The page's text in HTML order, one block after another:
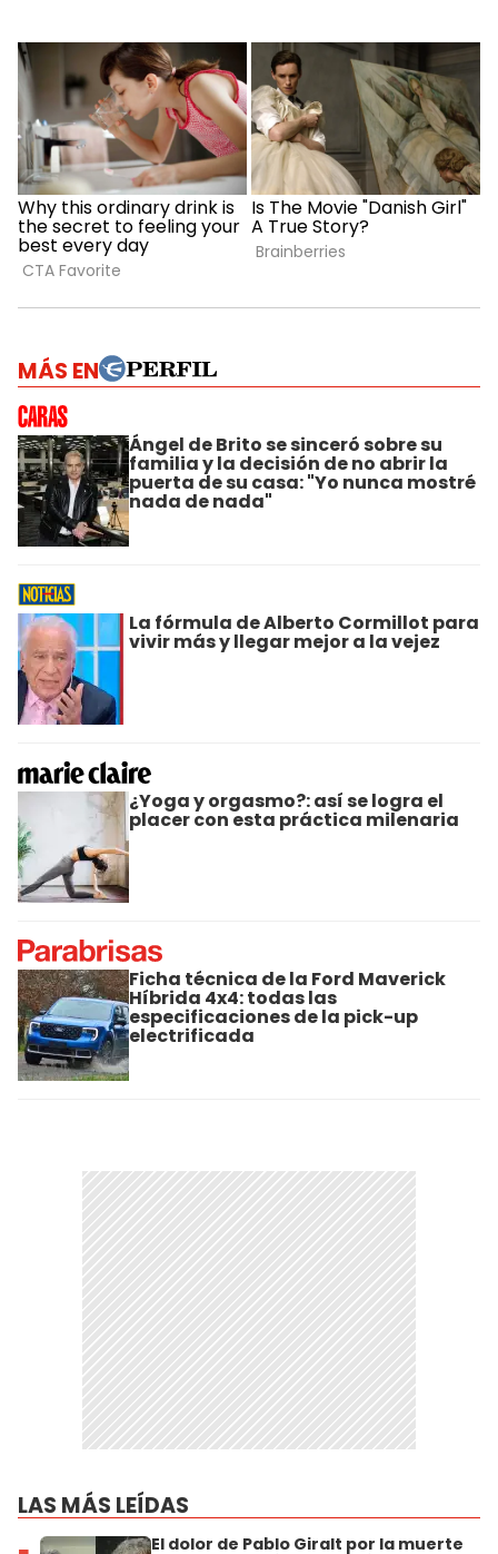
MÁS EN
Ángel de Brito se sinceró sobre su
familia y la decisión de no abrir la
puerta de su casa: "Yo nunca mostré
nada de nada"
La fórmula de Alberto Cormillot para
vivir más y llegar mejor a la vejez
¿Yoga y orgasmo?: así se logra el
placer con esta práctica milenaria
Ficha técnica de la Ford Maverick
Híbrida 4x4: todas las
especificaciones de la pick-up
electrificada
LAS MÁS LEÍDAS
El dolor de Pablo Giralt por la muerte